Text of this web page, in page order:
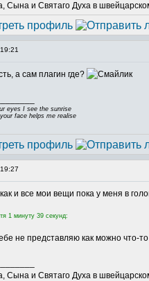
Сына и Святаго Духа в
а сам плагин где?
eyes I see the sunrise
face helps me realise
и все мои вещи пока у меня в
1 минуту 39 секунд:
не представляю как можно что-
Сына и Святаго Духа в